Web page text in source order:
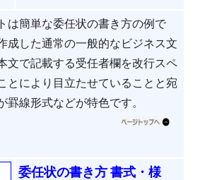
は簡単な委任状の書き方の例で
成した通常の一般的なビジネス文
文で記載する受任者欄を改行スペ
とにより目立たせていることと宛
罫線形式などが特色です。
委任状の書き方 書式・様